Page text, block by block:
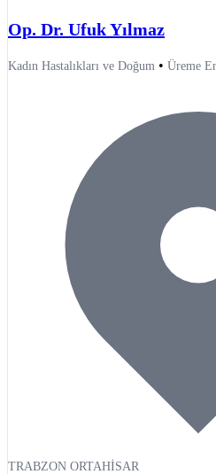
Op. Dr. Ufuk Yılmaz
Kadın Hastalıkları ve Doğum • Üreme
TRABZON ORTAHİSAR